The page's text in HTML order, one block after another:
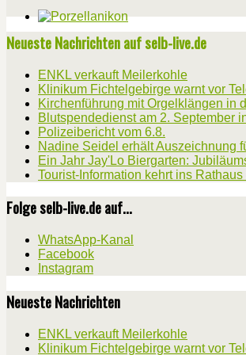
Neueste Nachrichten auf selb-live.de
ENKL verkauft Meilerkohle
Klinikum Fichtelgebirge warnt vor
Kirchenführung mit Orgelklängen in
Blutspendedienst am 2. September
Polizeibericht vom 6.8.
Nadine Seidel erhält Auszeichnung
Ein Jahr Jay'Lo Biergarten:
Tourist-Information kehrt ins Rathaus
Folge selb-live.de auf...
WhatsApp-Kanal
Facebook
Instagram
Neueste Nachrichten
ENKL verkauft Meilerkohle
Klinikum Fichtelgebirge warnt vor